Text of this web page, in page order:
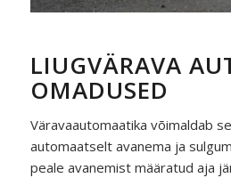
LIUGVÄRAVA
OMADUSED
Väravaautomaatika võimaldab
automaatselt avanema ja
peale avanemist määratud aja